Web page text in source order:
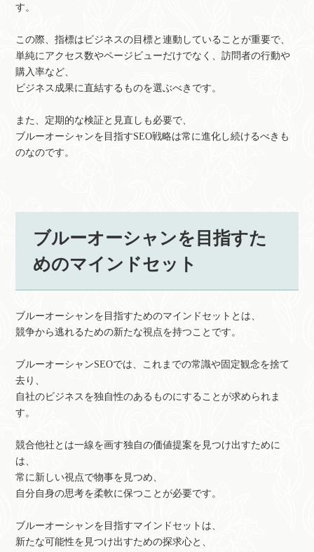
す。
この際、指標はビジネスの目標と連動していることが重要で、
単純にアクセス数やページビューだけでなく、訪問者の行動や
購入率など、
ビジネス成果に直結するものを選ぶべきです。
また、定期的な検証と見直しも必要で、
ブルーオーシャンを目指すSEO戦略は常に進化し続けるべきも
のなのです。
ブルーオーシャンを目指すた
めのマインドセット
ブルーオーシャンを目指すためのマインドセットとは、
競争から逃れるための新たな視点を持つことです。
ブルーオーシャンSEOでは、これまでの常識や固定観念を捨て
去り、
自社のビジネスを独自性のあるものにすることが求められま
す。
競合他社とは一線を画す独自の価値提案を見つけ出すために
は、
常に新しい視点で物事を見つめ、
自分自身の思考を柔軟に保つことが必要です。
ブルーオーシャンを目指すマインドセットは、
新たな可能性を見つけ出すための探求心と、